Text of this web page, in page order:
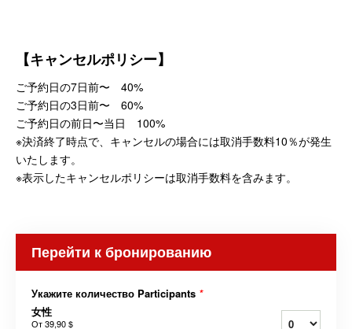
【キャンセルポリシー】
ご予約日の7日前〜 40%
ご予約日の3日前〜 60%
ご予約日の前日〜当日 100%
※決済終了時点で、キャンセルの場合には取消手数料10％が発生
いたします。
※表示したキャンセルポリシーは取消手数料を含みます。
Перейти к бронированию
Укажите количество Participants *
女性
От39,90 $